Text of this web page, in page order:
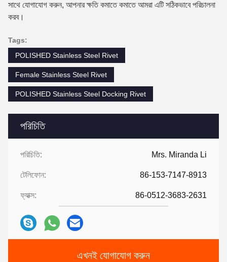
পরিচিতি
পরিচিতি: Mrs. Miranda Li
টেলিফোন: 86-153-7147-8913
ফ্যাক্স: 86-0512-3683-2631
এখনই যোগাযোগ করুন
সাথে যোগাযোগ করুন, আপনার ক্ষতি কমাতে কমাতে আমরা এটি সঠিকভাবে পরিচালনা
করব।
Tags:
POLISHED Stainless Steel Rivet
Female Stainless Steel Rivet
POLISHED Stainless Steel Docking Rivet